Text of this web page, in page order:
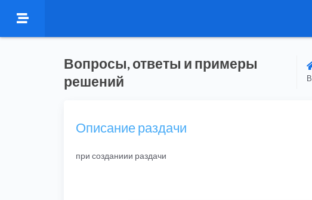
Вопросы, ответы и примеры
решений
Описание раздачи
при созданиии раздачи